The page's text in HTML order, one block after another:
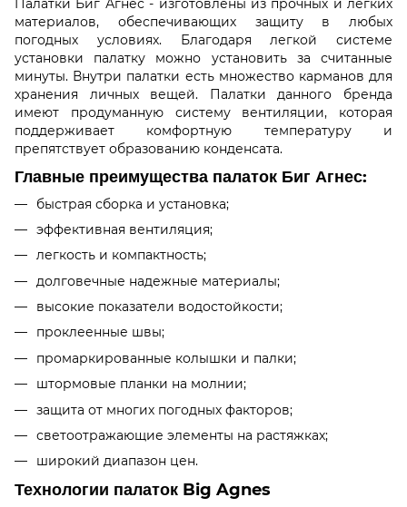
Палатки Биг Агнес - изготовлены из прочных и легких
материалов, обеспечивающих защиту в любых
погодных условиях. Благодаря легкой системе
установки палатку можно установить за считанные
минуты. Внутри палатки есть множество карманов для
хранения личных вещей. Палатки данного бренда
имеют продуманную систему вентиляции, которая
поддерживает комфортную температуру и
препятствует образованию конденсата.
Главные преимущества палаток Биг Агнес:
быстрая сборка и установка;
эффективная вентиляция;
легкость и компактность;
долговечные надежные материалы;
высокие показатели водостойкости;
проклеенные швы;
промаркированные колышки и палки;
штормовые планки на молнии;
защита от многих погодных факторов;
светоотражающие элементы на растяжках;
широкий диапазон цен.
Технологии палаток Big Agnes